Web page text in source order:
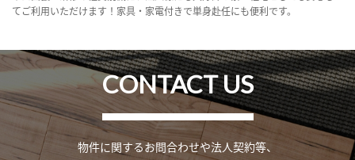
てご利用いただけます！家具・家電付きで単身赴任にも便利です。
CONTACT US
物件に関するお問合わせや法人契約等、